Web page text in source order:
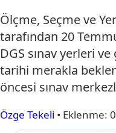
Ölçme, Seçme ve
tarafından 20
DGS sınav yerleri
tarihi merakla
öncesi sınav
Özge Tekeli • Eklenme: